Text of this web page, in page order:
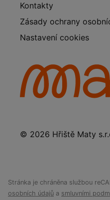
Kontakty
Zásady ochrany
Nastavení cookies
© 2026 Hřiště Maty
Stránka je chráněna službou
osobních údajů a smluvními